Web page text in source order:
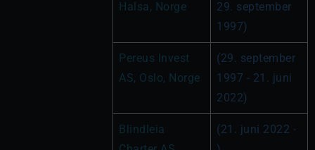
Halsa, Norge
29. september
1997)
Pereus Invest
AS, Oslo, Norge
(29. september
1997 - 21. juni
2022)
Blindleia
(21. juni 2022 -